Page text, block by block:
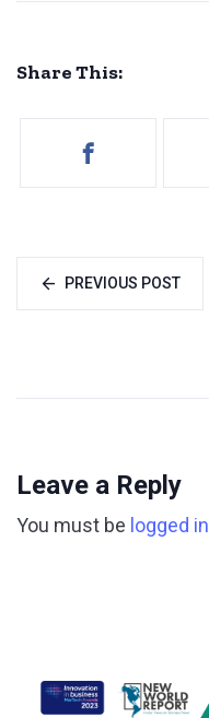
Share This:
PREVIOUS POST
Leave a Reply
You must be logged in